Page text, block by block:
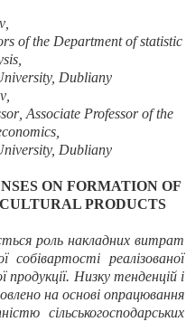
,
of the Department ofstatistic
Dubliany
, Associate Professorof the
Dubliany
ON FORMATION OF
PRODUCTS
роль накладних витрат
собівартості реалізованої
продукції. Низку тенденцій і
на основі опрацювання
сільськогосподарських